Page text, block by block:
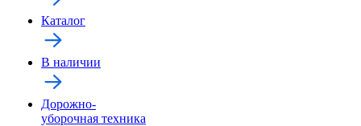
Каталог
В наличии
Дорожно-
уборочная техника